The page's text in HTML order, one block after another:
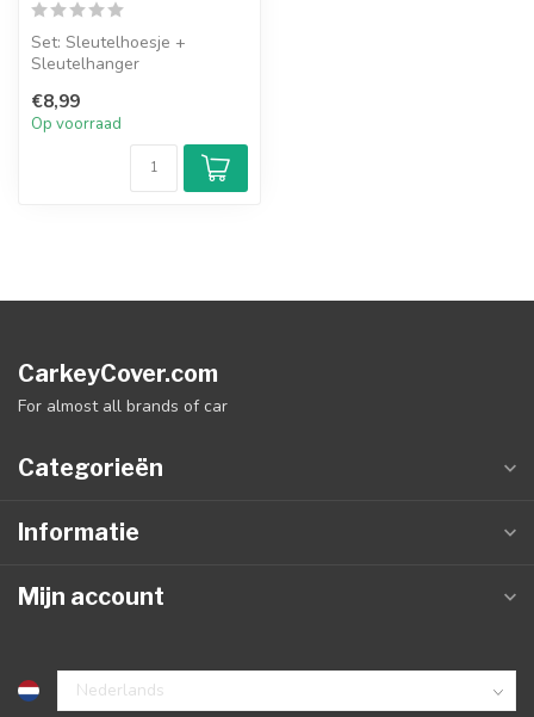
Set: Sleutelhoesje +
Sleutelhanger
€8,99
Op voorraad
CarkeyCover.com
For almost all brands of car
Categorieën
Informatie
Mijn account